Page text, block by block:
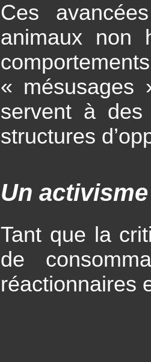
Ces
animaux non
« mésusages
servent à des
structures
Un
Tant que la
de
réactionnaires